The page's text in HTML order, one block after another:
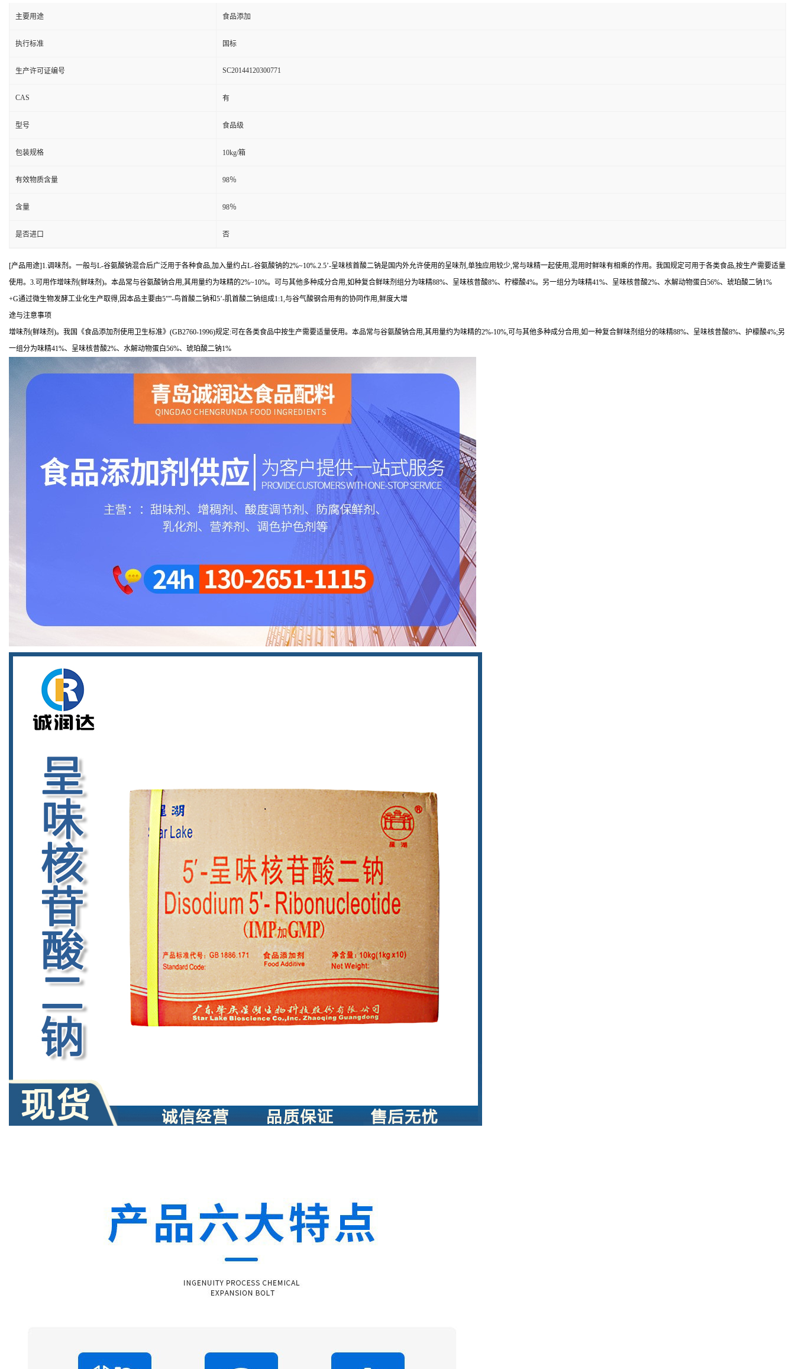
主要用途 食品添加
执行标准 国标
生产许可证编号 SC20144120300771
CAS 有
型号 食品级
包装规格 10kg/箱
有效物质含量 98％
含量 98％
是否进口 否
[产品用途]1.调味剂。一般与L-谷氨酸钠混合后广泛用于各种食品,加入量约占L-谷氨酸钠的2%~10%.2.5’-呈味核首酸二钠是国内外允许使用的呈味剂,单独应用较少,常与味精一起使用,混用时鲜味有相乘的作用。我国规定可用于各类食品,按生产需要适量
使用。3.可用作增味剂(鲜味剂)。本品常与谷氨酸钠合用,其用量约为味精的2%~10%。可与其他多种成分合用,如种复合鲜味剂组分为味精88%、呈味核昔酸8%、柠檬酸4%。另一组分为味精41%、呈味核昔酸2%、水解动物蛋白56%、琥珀酸二钠1%
+G通过微生物发酵工业化生产取得,因本品主要由5””-鸟首酸二钠和5’-肌首酸二钠组成1:1,与谷气酸钢合用有的协同作用,鲜度大增
途与注意事项
增味剂(鲜味剂)。我国《食品添加剂使用卫生标准》(GB2760-1996)规定:可在各类食品中按生产需要适量使用。本品常与谷氨酸钠合用,其用量约为味精的2%-10%,可与其他多种成分合用,如一种复合鲜味剂组分的味精88%、呈味核昔酸8%、护檬酸4%;另
一组分为味精41%、呈味核昔酸2%、水解动物蛋白56%、琥珀酸二钠1%